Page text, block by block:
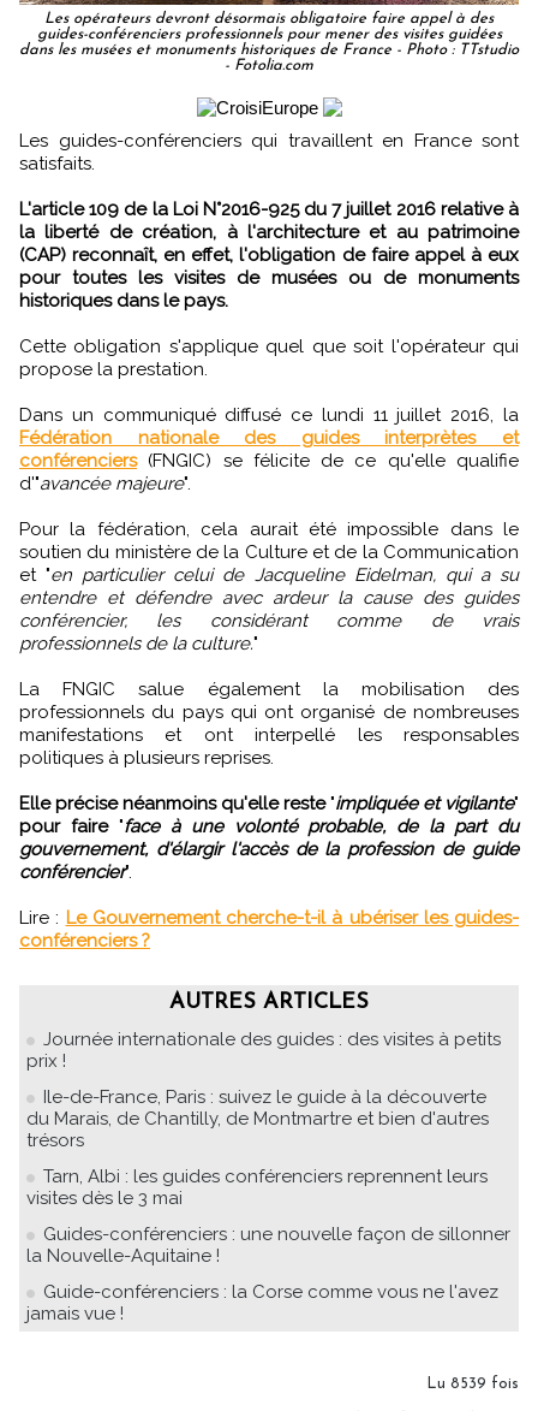
Les opérateurs devront désormais obligatoire faire appel à des
guides-conférenciers professionnels pour mener des visites guidées
dans les musées et monuments historiques de France - Photo : TTstudio
- Fotolia.com
Les guides-conférenciers qui travaillent en France sont
satisfaits.
L'article 109 de la Loi N°2016-925 du 7 juillet 2016 relative à
la liberté de création, à l'architecture et au patrimoine
(CAP) reconnaît, en effet, l'obligation de faire appel à eux
pour toutes les visites de musées ou de monuments
historiques dans le pays.
Cette obligation s'applique quel que soit l'opérateur qui
propose la prestation.
Dans un communiqué diffusé ce lundi 11 juillet 2016, la
Fédération nationale des guides interprètes et
conférenciers(FNGIC) se félicite de ce qu'elle qualifie
d'"avancée majeure".
Pour la fédération, cela aurait été impossible dans le
soutien du ministère de la Culture et de la Communication
et "en particulier celui de Jacqueline Eidelman, qui a su
entendre et défendre avec ardeur la cause des guides
conférencier, les considérant comme de vrais
professionnels de la culture."
La FNGIC salue également la mobilisation des
professionnels du pays qui ont organisé de nombreuses
manifestations et ont interpellé les responsables
politiques à plusieurs reprises.
Elle précise néanmoins qu'elle reste"impliquée et vigilante"
pour faire"face à une volonté probable, de la part du
gouvernement, d'élargir l'accès de la profession de guide
conférencier".
Lire : Le Gouvernement cherche-t-il à ubériser les guides-
conférenciers ?
AUTRES ARTICLES
Journée internationale des guides : des visites à petits
prix !
Ile-de-France, Paris : suivez le guide à la découverte
du Marais, de Chantilly, de Montmartre et bien d'autres
trésors
Tarn, Albi : les guides conférenciers reprennent leurs
visites dès le 3 mai
Guides-conférenciers : une nouvelle façon de sillonner
la Nouvelle-Aquitaine !
Guide-conférenciers : la Corse comme vous ne l'avez
jamais vue !
Lu 8539 fois